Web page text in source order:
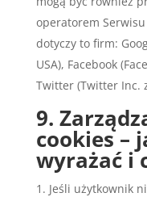
operatorem
dotyczy to firm:
USA), Facebook
Twitter (Twitter Inc.
9.
cookies –
wyrażać i
Jeśli użytkownik